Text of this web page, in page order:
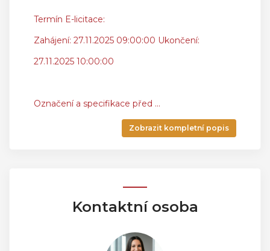
Termín E-licitace:
Zahájení: 27.11.2025 09:00:00 Ukončení:
27.11.2025 10:00:00
Označení a specifikace před ...
Zobrazit kompletní popis
Kontaktní osoba